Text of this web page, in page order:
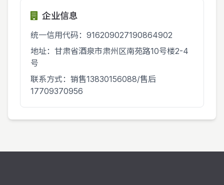
企业信息
统一信用代码：916209027190864902
地址：甘肃省酒泉市肃州区南苑路10号楼2-4
号
联系方式：销售13830156088/售后
17709370956